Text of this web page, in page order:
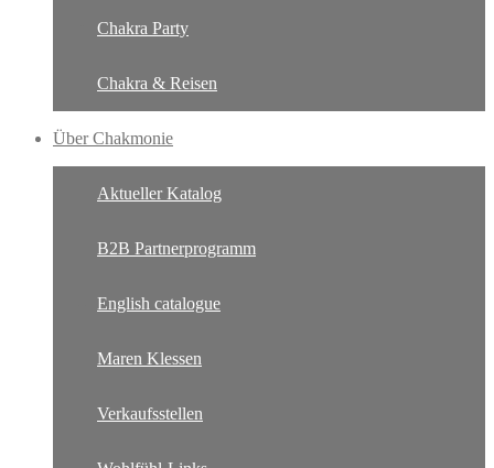
Chakra Party
Chakra & Reisen
Über Chakmonie
Aktueller Katalog
B2B Partnerprogramm
English catalogue
Maren Klessen
Verkaufsstellen